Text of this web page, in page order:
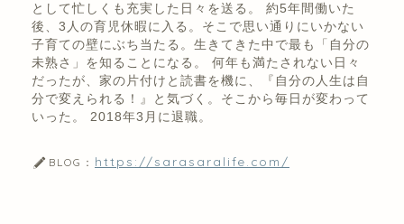
として忙しくも充実した日々を送る。 約5年間働いた
後、3人の育児休暇に入る。そこで思い通りにいかない
子育ての壁にぶち当たる。生きてきた中で最も「自分の
未熟さ」を知ることになる。 何年も満たされない日々
だったが、家の片付けと読書を機に、『自分の人生は自
分で変えられる！』と気づく。そこから毎日が変わって
いった。 2018年3月に退職。
BLOG： https://sarasaralife.com/